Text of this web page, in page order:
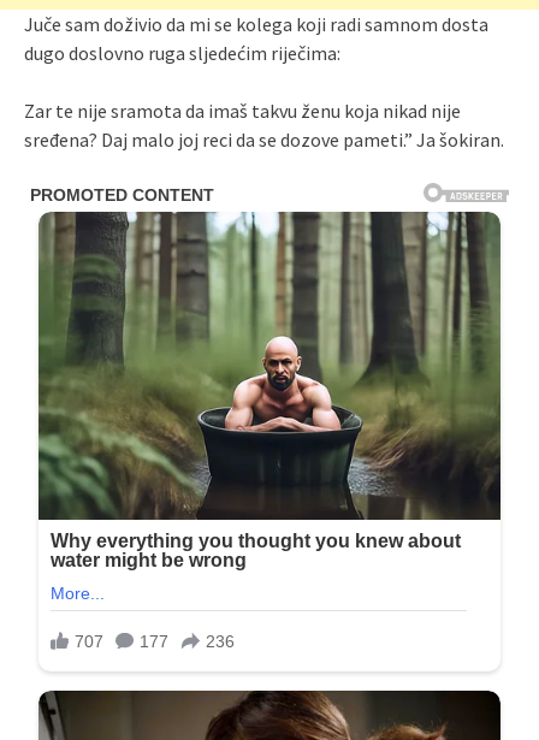
Juče sam doživio da mi se kolega koji radi samnom dosta
dugo doslovno ruga sljedećim riječima:
Zar te nije sramota da imaš takvu ženu koja nikad nije
sređena? Daj malo joj reci da se dozove pameti.” Ja šokiran.